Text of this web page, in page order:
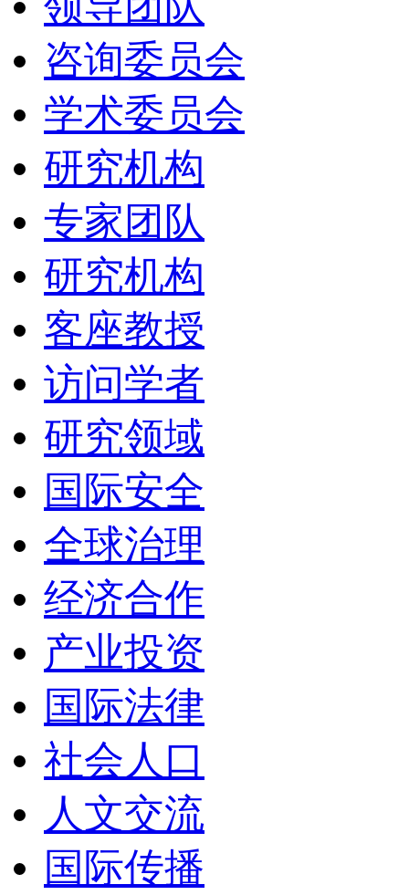
咨询委员会
学术委员会
研究机构
专家团队
研究机构
客座教授
访问学者
研究领域
国际安全
全球治理
经济合作
产业投资
国际法律
社会人口
人文交流
国际传播